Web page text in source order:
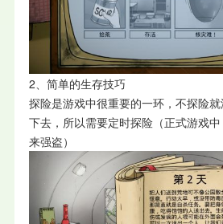
2、简单的生存技巧
探险是游戏中很重要的一环，不探险
下去，所以需要定时探险（正式游戏
来强盗）